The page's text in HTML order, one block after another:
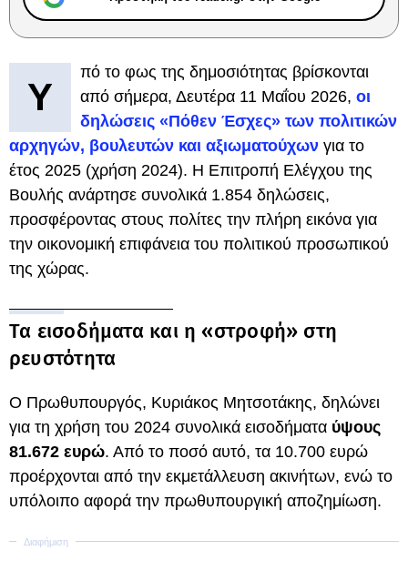
Υ
πό το φως της δημοσιότητας βρίσκονται
από σήμερα, Δευτέρα 11 Μαΐου 2026, οι
δηλώσεις «Πόθεν Έσχες» των πολιτικών
αρχηγών, βουλευτών και αξιωματούχων για το
έτος 2025 (χρήση 2024). Η Επιτροπή Ελέγχου της
Βουλής ανάρτησε συνολικά 1.854 δηλώσεις,
προσφέροντας στους πολίτες την πλήρη εικόνα για
την οικονομική επιφάνεια του πολιτικού προσωπικού
της χώρας.
Τα εισοδήματα και η «στροφή» στη
ρευστότητα
Ο Πρωθυπουργός, Κυριάκος Μητσοτάκης, δηλώνει
για τη χρήση του 2024 συνολικά εισοδήματα ύψους
81.672 ευρώ. Από το ποσό αυτό, τα 10.700 ευρώ
προέρχονται από την εκμετάλλευση ακινήτων, ενώ το
υπόλοιπο αφορά την πρωθυπουργική αποζημίωση.